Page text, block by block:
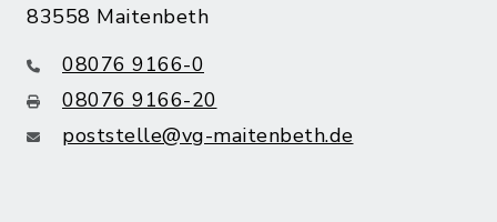
83558 Maitenbeth
08076 9166-0
08076 9166-20
poststelle@vg-maitenbeth.de